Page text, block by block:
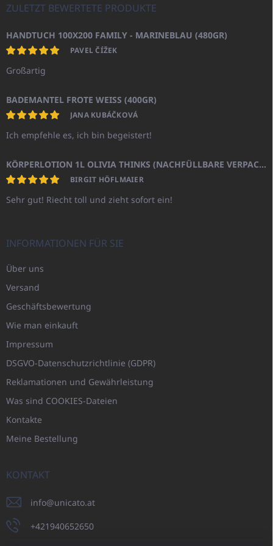
ZULETZT BEWERTETE PRODUKTE
HANDTUCH 100X200 FAMILY - MARINEBLAU (480GR)
PAVEL ČÍŽEK
Großartig
BADEMANTEL FROTE WEISS (400GR)
JANA KUBÁČKOVÁ
Ich empfehle es, ich bin begeistert!
KÖRPERLOTION 1L OLIVIA THINKS (NACHFÜLLBARE VERPACKUNG)
BIRGIT HÖFLMAIER
Sehr gut! Riecht toll und zieht sofort ein!
INFORMATIONEN FÜR SIE
Über uns
Versand
Geschäftsbewertung
Wie man einkauft
Impressum
DSGVO-Datenschutzrichtlinie (GDPR)
Reklamationen und Gewährleistung
Was sind COOKIES-Dateien
Kontakte
Meine Bestellung
KONTAKT
info@unicato.at
+421940652650